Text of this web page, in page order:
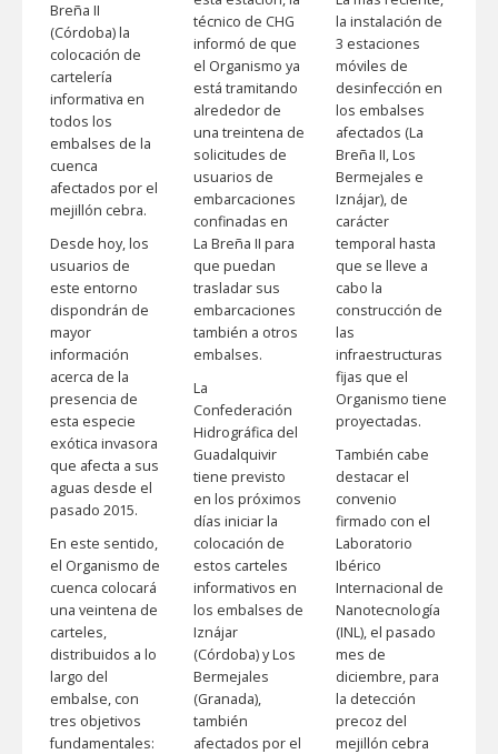
Breña II
(Córdoba) la
colocación de
cartelería
informativa en
todos los
embalses de la
cuenca
afectados por el
mejillón cebra.
Desde hoy, los
usuarios de
este entorno
dispondrán de
mayor
información
acerca de la
presencia de
esta especie
exótica invasora
que afecta a sus
aguas desde el
pasado 2015.
En este sentido,
el Organismo de
cuenca colocará
una veintena de
carteles,
distribuidos a lo
largo del
embalse, con
tres objetivos
fundamentales:
técnico de CHG
informó de que
el Organismo ya
está tramitando
alrededor de
una treintena de
solicitudes de
usuarios de
embarcaciones
confinadas en
La Breña II para
que puedan
trasladar sus
embarcaciones
también a otros
embalses.
La
Confederación
Hidrográfica del
Guadalquivir
tiene previsto
en los próximos
días iniciar la
colocación de
estos carteles
informativos en
los embalses de
Iznájar
(Córdoba) y Los
Bermejales
(Granada),
también
afectados por el
la instalación de
3 estaciones
móviles de
desinfección en
los embalses
afectados (La
Breña II, Los
Bermejales e
Iznájar), de
carácter
temporal hasta
que se lleve a
cabo la
construcción de
las
infraestructuras
fijas que el
Organismo tiene
proyectadas.
También cabe
destacar el
convenio
firmado con el
Laboratorio
Ibérico
Internacional de
Nanotecnología
(INL), el pasado
mes de
diciembre, para
la detección
precoz del
mejillón cebra